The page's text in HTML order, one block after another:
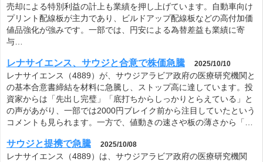
売却による特別利益の計上も業績を押し上げています。自動車向け
プリント配線板が主力であり、ビルドアップ配線板などの高付加価
値品強化が強みです。一部では、円安による為替差益も業績に寄
与…
レナサイエンス、サウジと合意で株価急騰 2025/10/10
レナサイエンス（4889）が、サウジアラビア政府の医療研究機関と
の基本合意書締結を材料に急騰し、ストップ高に達しています。投
資家からは「先出し完璧」「底打ちからしっかりとらえている」と
の声があがり、一部では2000円ブレイク前から注目していたという
コメントも見られます。一方で、値動きの速さや板の薄さから「…
サウジと提携で急騰 2025/10/08
レナサイエンス（4889）は、サウジアラビア政府の医療研究機関